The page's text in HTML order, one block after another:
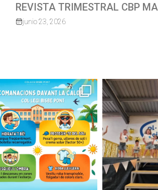
Cursa escolar solidàriaMossèn
Guillermo 2026